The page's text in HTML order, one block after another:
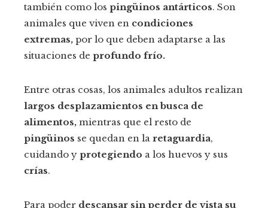
también como los pingüinos antárticos. Son
animales que viven en condiciones
extremas, por lo que deben adaptarse a las
situaciones de profundo frío.
Entre otras cosas, los animales adultos realizan
largos desplazamientos en busca de
alimentos, mientras que el resto de
pingüinos se quedan en la retaguardia,
cuidando y protegiendo a los huevos y sus
crías.
Para poder descansar sin perder de vista su